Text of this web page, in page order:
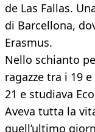
de Las Fallas.
di Barcellona,
Erasmus.
Nello schianto
ragazze tra i 19
21 e studiava
Aveva tutta la
quell’ultimo